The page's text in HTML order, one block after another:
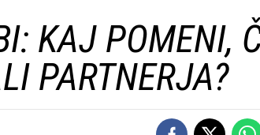
KAJ POMENI,
PARTNERJA?